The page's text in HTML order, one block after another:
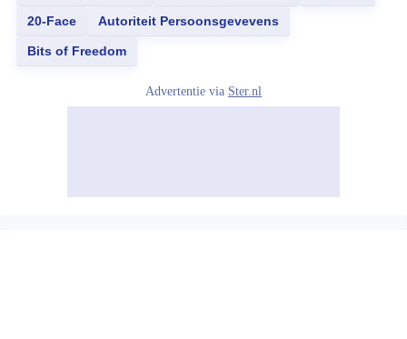
20-Face Autoriteit Persoonsgevevens
Bits of Freedom
Advertentie via Ster.nl